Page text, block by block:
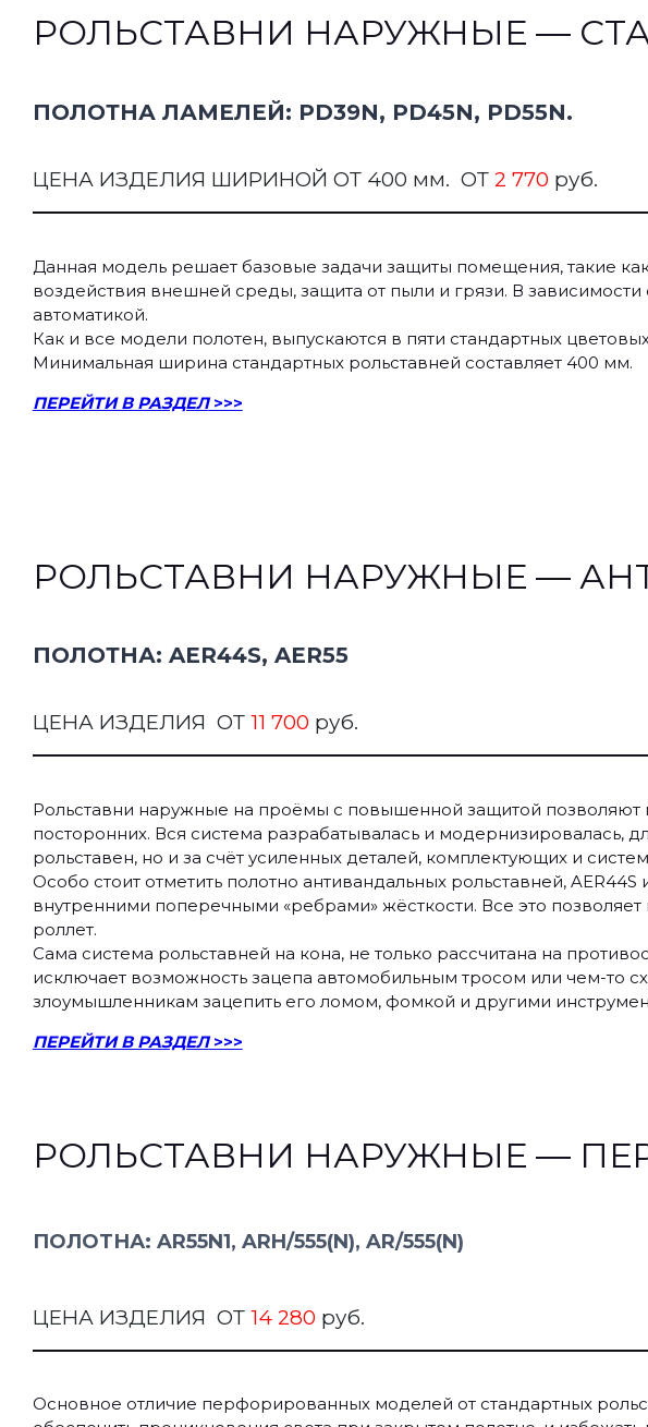
РОЛЬСТАВНИ НАРУЖНЫЕ —
ПОЛОТНА ЛАМЕЛЕЙ: PD39N, PD45N, PD55N.
ЦЕНА ИЗДЕЛИЯ ШИРИНОЙ ОТ 400 мм. ОТ 2 770 руб.
Данная модель решает базовые задачи защиты помещения, такие
воздействия внешней среды, защита от пыли и грязи. В
автоматикой.
Как и все модели полотен, выпускаются в пяти стандартных
Минимальная ширина стандартных рольставней составляет 400 мм.
ПЕРЕЙТИ В РАЗДЕЛ>>>
РОЛЬСТАВНИ НАРУЖНЫЕ —
ПОЛОТНА: AER44S, AER55
ЦЕНА ИЗДЕЛИЯ ОТ 11 700 руб.
Рольставни наружные на проёмы с повышенной защитой позволяют
посторонних. Вся система разрабатывалась и модернизировалась,
рольставен, но и за счёт усиленных деталей, комплектующих и
Особо стоит отметить полотно антивандальных рольставней,
внутренними поперечными «ребрами» жёсткости. Все это
роллет.
Сама система рольставней на кона, не только рассчитана на
исключает возможность зацепа автомобильным тросом или чем-
злоумышленникам зацепить его ломом, фомкой и другими
ПЕРЕЙТИ В РАЗДЕЛ>>>
РОЛЬСТАВНИ НАРУЖНЫЕ —
ПОЛОТНА: AR55N1, ARH/555(N), AR/555(N)
ЦЕНА ИЗДЕЛИЯ ОТ 14 280 руб.
Основное отличие перфорированных моделей от стандартных